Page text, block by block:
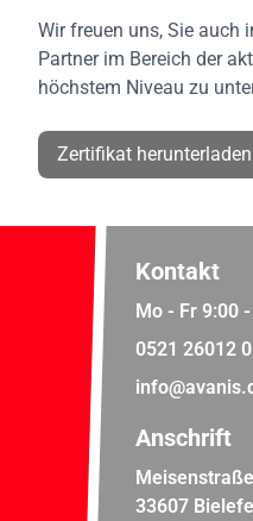
Wir freuen uns, Sie auch
Partner im Bereich der
höchstem Niveau zu
Zertifikat
Kontakt
Mo - Fr 9:00
0521 26012 0
Anschrift
33607